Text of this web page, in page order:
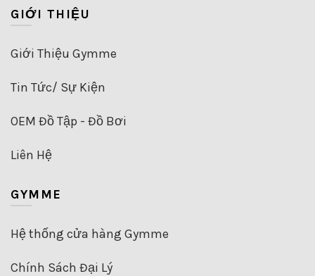
trang
GIỚI THIỆU
Giới Thiệu Gymme
Tin Tức/ Sự Kiện
OEM Đồ Tập - Đồ Bơi
Liên Hệ
GYMME
Hệ thống cửa hàng Gymme
Chính Sách Đại Lý